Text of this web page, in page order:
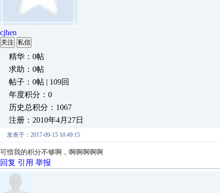
cjhen
关注 私信
精华：0帖
求助：0帖
帖子：0帖 | 109回
年度积分：0
历史总积分：1067
注册：2010年4月27日
发表于：2017-09-15 10:49:15
可惜我的积分不够啊，啊啊啊啊啊
回复 引用 举报